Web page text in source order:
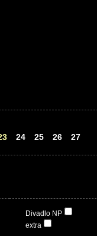
24 25 26 27
Divadlo NP
extra